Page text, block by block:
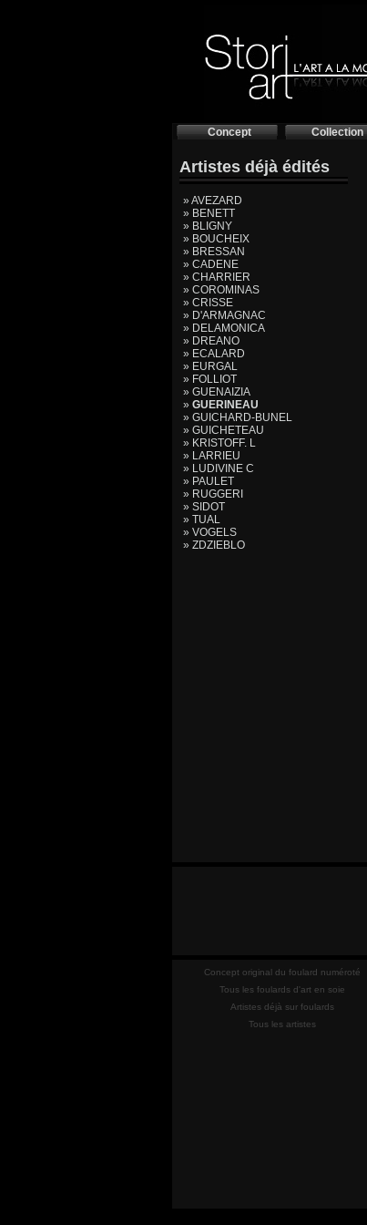
Concept Collection
Artistes déjà édités
» AVEZARD
» BENETT
» BLIGNY
» BOUCHEIX
» BRESSAN
» CADENE
» CHARRIER
» COROMINAS
» CRISSE
» D'ARMAGNAC
» DELAMONICA
» DREANO
» ECALARD
» EURGAL
» FOLLIOT
» GUENAIZIA
» GUERINEAU
» GUICHARD-BUNEL
» GUICHETEAU
» KRISTOFF. L
» LARRIEU
» LUDIVINE C
» PAULET
» RUGGERI
» SIDOT
» TUAL
» VOGELS
» ZDZIEBLO
Concept original du foulard numéroté
Tous les foulards d'art en soie
Artistes déjà sur foulards
Tous les artistes